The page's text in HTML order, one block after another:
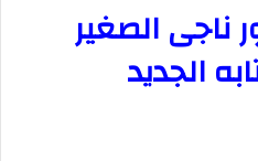
ناجى الصغير
الجديد